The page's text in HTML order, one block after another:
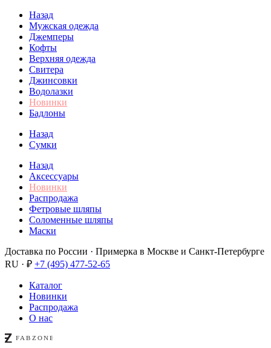
Назад
Мужская одежда
Джемперы
Кофты
Верхняя одежда
Свитера
Джинсовки
Водолазки
Новинки
Бадлоны
Назад
Сумки
Назад
Аксессуары
Новинки
Распродажа
Фетровые шляпы
Соломенные шляпы
Маски
Доставка по России · Примерка в Москве и Санкт-Петербурге
RU · ₽ +7 (495) 477-52-65
Каталог
Новинки
Распродажа
О нас